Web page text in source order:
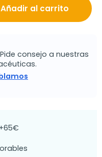
Añadir al carrito
consejo a nuestras